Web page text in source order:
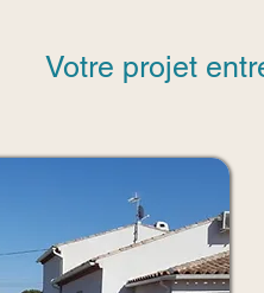
Votre projet